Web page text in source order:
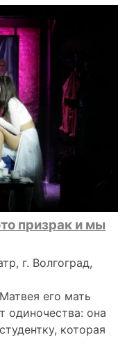
призрак и мы
г. Волгоград,
его мать
одиночества: она
которая